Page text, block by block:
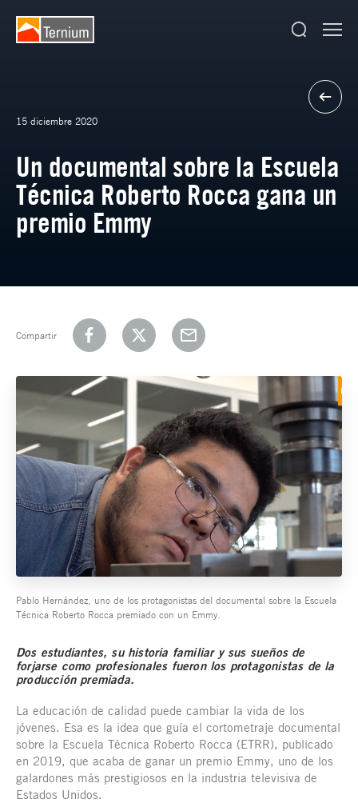
15 diciembre 2020
Un documental sobre la Escuela
Técnica Roberto Rocca gana un
premio Emmy
Compartir
Pablo Hernández, uno de los protagonistas del documental sobre la Escuela
Técnica Roberto Rocca premiado con un Emmy.
Dos estudiantes, su historia familiar y sus sueños de
forjarse como profesionales fueron los protagonistas de la
producción premiada.
La educación de calidad puede cambiar la vida de los
jóvenes. Esa es la idea que guía el cortometraje documental
sobre la Escuela Técnica Roberto Rocca (ETRR), publicado
en 2019, que acaba de ganar un premio Emmy, uno de los
galardones más prestigiosos en la industria televisiva de
Estados Unidos.